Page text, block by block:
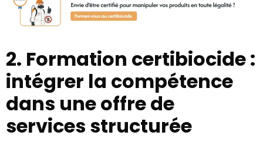
2. Formation certibiocide :
intégrer la compétence
dans une offre de
services structurée